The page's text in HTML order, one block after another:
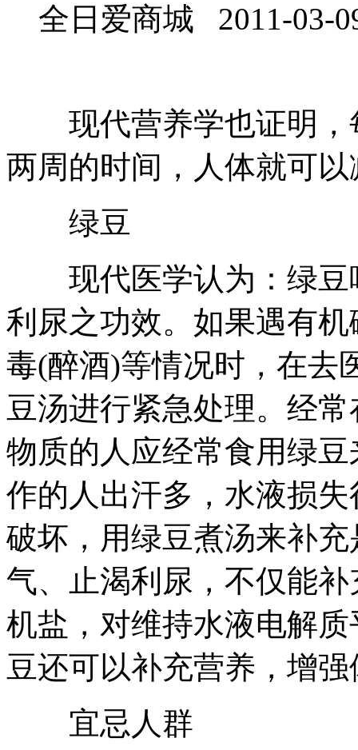
全日爱商城 2011-03-
现代营养学也证明，
两周的时间，人体就可
绿豆
现代医学认为：绿豆
利尿之功效。如果遇有
毒(醉酒)等情况时，在去
豆汤进行紧急处理。经
物质的人应经常食用绿
作的人出汗多，水液损
破坏，用绿豆煮汤来补
气、止渴利尿，不仅能
机盐，对维持水液电解
豆还可以补充营养，增强
宜忌人群